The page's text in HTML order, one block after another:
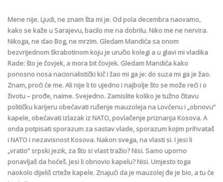
Mene nije. Ljudi, ne znam šta mi je. Od pola decembra naovamo,
kako se kaže u Sarajevu, bacilo me na dobrilu. Niko me ne nervira.
Nikoga, ne dao Bog, ne mrzim. Gledam Mandića sa onom
bezvrijednom škrabotinom koju je uručio kolegi a u glavi mi vladika
Rade: što je čovjek, a mora bit čovjek. Gledam Mandića kako
ponosno nosa nacionalistički kič i žao mi ga je: do suza mi ga je žao.
Znam, proći će me. Ali nije li to ujedno i najbolje što se može reći i o
životu – prođe, naime. Svejedno. Zamislite koliko je tužno čitavu
političku karijeru obećavati rušenje mauzoleja na Lovćenu i „obnovu“
kapele, obećavati izlazak iz NATO, povlačenje priznanja Kosova. A
onda potpisati sporazum za sastav vlade, sporazum kojim prihvataš
i NATO i nezavisnost Kosova. Nakon svega, na vlasti si. I jesi li
„vratio“ srpski jezik, za što si vlast tražio? Nisi. Samo uporno
ponavljaš da hoćeš. Jesi li obnovio kapelu? Nisi. Umjesto toga
naokolo dijeliš crteže kapele. Znajući da je mauzolej đe je bio, a tu će